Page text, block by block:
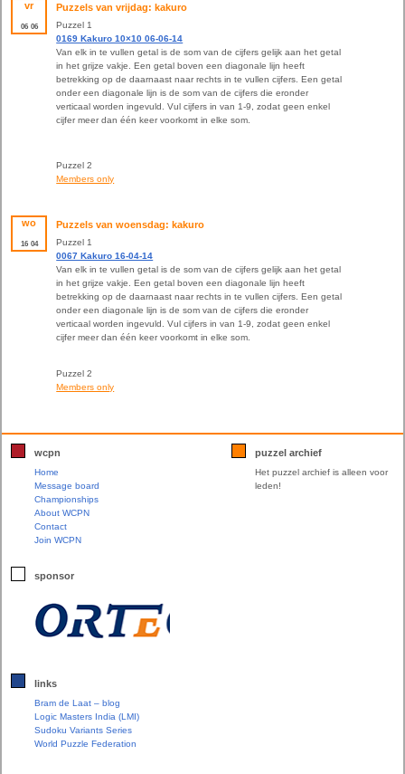
vr
06 06
Puzzels van vrijdag: kakuro
Puzzel 1
0169 Kakuro 10×10 06-06-14
Van elk in te vullen getal is de som van de cijfers gelijk aan het getal
in het grijze vakje. Een getal boven een diagonale lijn heeft
betrekking op de daarnaast naar rechts in te vullen cijfers. Een getal
onder een diagonale lijn is de som van de cijfers die eronder
verticaal worden ingevuld. Vul cijfers in van 1-9, zodat geen enkel
cijfer meer dan één keer voorkomt in elke som.
Puzzel 2
Members only
wo
16 04
Puzzels van woensdag: kakuro
Puzzel 1
0067 Kakuro 16-04-14
Van elk in te vullen getal is de som van de cijfers gelijk aan het getal
in het grijze vakje. Een getal boven een diagonale lijn heeft
betrekking op de daarnaast naar rechts in te vullen cijfers. Een getal
onder een diagonale lijn is de som van de cijfers die eronder
verticaal worden ingevuld. Vul cijfers in van 1-9, zodat geen enkel
cijfer meer dan één keer voorkomt in elke som.
Puzzel 2
Members only
wcpn
Home
Message board
Championships
About WCPN
Contact
Join WCPN
sponsor
links
Bram de Laat – blog
Logic Masters India (LMI)
Sudoku Variants Series
World Puzzle Federation
puzzel archief
Het puzzel archief is alleen voor
leden!